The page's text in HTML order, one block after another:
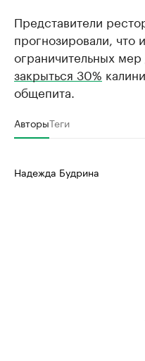
Представители
прогнозировали, что
ограничительных
закрыться 30%
общепита.
АвторыТеги
Надежда Будрина